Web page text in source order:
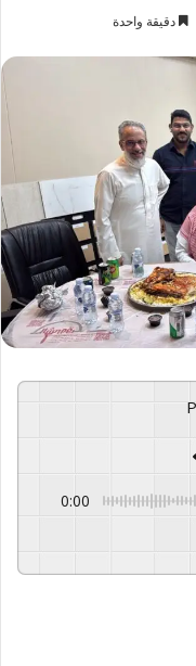
دقيقة واحدة
0:00